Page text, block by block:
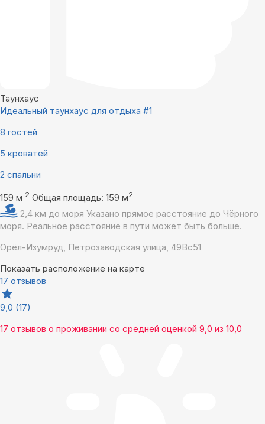
Таунхаус
Идеальный таунхаус для отдыха #1
8 гостей
5 кроватей
2 спальни
159 м 2 Общая площадь: 159 м2
2,4 км до моря Указано прямое расстояние до Чёрного
моря. Реальное расстояние в пути может быть больше.
Орёл-Изумруд, Петрозаводская улица, 49Вс51
Показать расположение на карте
17 отзывов
9,0 (17)
17 отзывов о проживании со средней оценкой 9,0 из 10,0